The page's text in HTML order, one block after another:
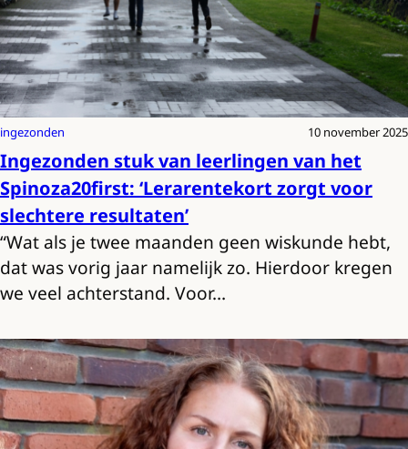
ingezonden 10 november 2025
Ingezonden stuk van leerlingen van het
Spinoza20first: ‘Lerarentekort zorgt voor
slechtere resultaten’
“Wat als je twee maanden geen wiskunde hebt,
dat was vorig jaar namelijk zo. Hierdoor kregen
we veel achterstand. Voor…